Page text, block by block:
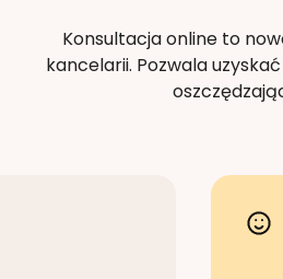
Konsultacja online to
kancelarii. Pozwala